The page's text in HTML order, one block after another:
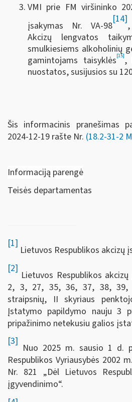
VMI prie FM viršininko
įsakymas Nr. VA-98
[14]
Akcizų lengvatos
smulkiesiems alkoholinių
gamintojams taisyklės[15],
nuostatos, susijusios su
Šis informacinis pranešimas
2024-12-19 rašte Nr. (18.2-31-2
Informaciją parengė
Teisės departamentas
[1]
Lietuvos Respublikos akcizų
[2]
Lietuvos Respublikos
2, 3, 27, 35, 36, 37, 38, 39,
straipsnių, II skyriaus
Įstatymo papildymo nauju 3
pripažinimo netekusiu galios
[3]
Nuo 2025 m. sausio 1 d.
Respublikos Vyriausybės 2002
Nr. 821 „Dėl Lietuvos
įgyvendinimo“.